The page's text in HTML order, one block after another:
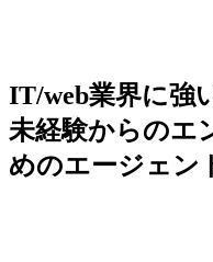
IT/web業界に強
未経験からのエ
めのエージェン